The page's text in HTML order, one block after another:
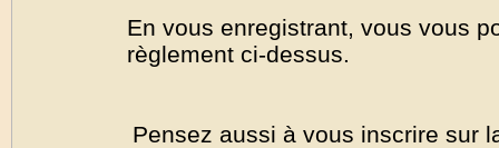
En vous enregistrant, vous vous
règlement ci-dessus.
Pensez aussi à vous inscrire sur